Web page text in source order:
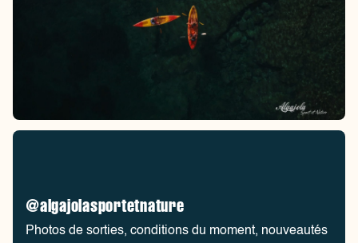
@algajolasportetnature
Photos de sorties, conditions du moment, nouveautés